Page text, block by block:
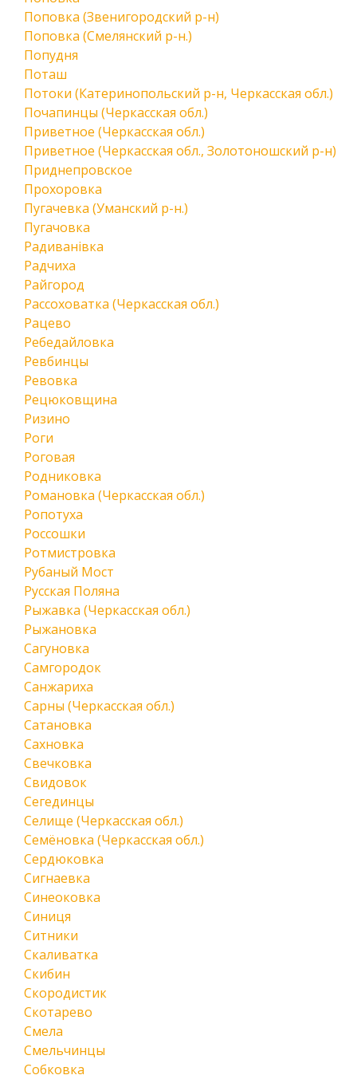
Поповка (Звенигородский р-н)
Поповка (Смелянский р-н.)
Попудня
Поташ
Потоки (Катеринопольский р-н, Черкасская обл.)
Почапинцы (Черкасская обл.)
Приветное (Черкасская обл.)
Приветное (Черкасская обл., Золотоношский р-н)
Приднепровское
Прохоровка
Пугачевка (Уманский р-н.)
Пугачовка
Радиванівка
Радчиха
Райгород
Рассоховатка (Черкасская обл.)
Рацево
Ребедайловка
Ревбинцы
Ревовка
Рецюковщина
Ризино
Роги
Роговая
Родниковка
Романовка (Черкасская обл.)
Ропотуха
Россошки
Ротмистровка
Рубаный Мост
Русская Поляна
Рыжавка (Черкасская обл.)
Рыжановка
Сагуновка
Самгородок
Санжариха
Сарны (Черкасская обл.)
Сатановка
Сахновка
Свечковка
Свидовок
Сегединцы
Селище (Черкасская обл.)
Семёновка (Черкасская обл.)
Сердюковка
Сигнаевка
Синеоковка
Синиця
Ситники
Скаливатка
Скибин
Скородистик
Скотарево
Смела
Смельчинцы
Собковка